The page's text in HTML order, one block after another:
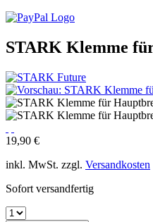
STARK Klemme
19,90 €
inkl. MwSt. zzgl. Versandkosten
Sofort versandfertig